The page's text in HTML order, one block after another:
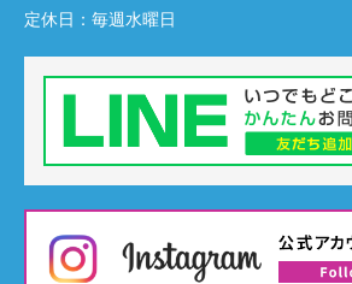
定休日： 毎週水曜日